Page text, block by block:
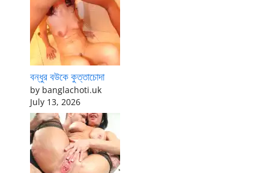
বন্ধুর বউকে কুত্তাচোদা
by banglachoti.uk
July 13, 2026